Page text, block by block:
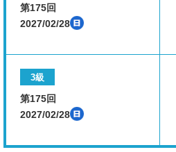
第175回
2027/02/28
3級
第175回
2027/02/28